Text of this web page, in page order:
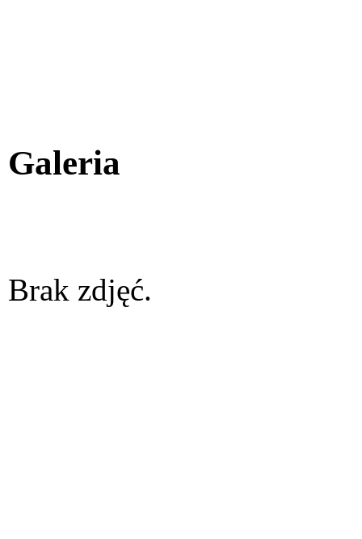
Galeria
Brak zdjęć.